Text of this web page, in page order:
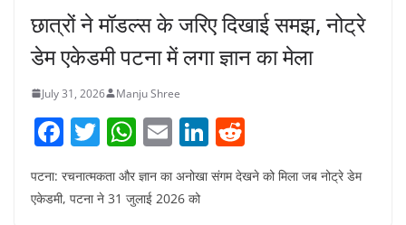
छात्रों ने मॉडल्स के जरिए दिखाई समझ, नोट्रे
डेम एकेडमी पटना में लगा ज्ञान का मेला
July 31, 2026 Manju Shree
F
c
T
itt
W
at
E
m
ai
Li
n
k
e
d
पटना: रचनात्मकता और ज्ञान का अनोखा संगम देखने को मिला जब नोट्रे डेम
एकेडमी, पटना ने 31 जुलाई 2026 को